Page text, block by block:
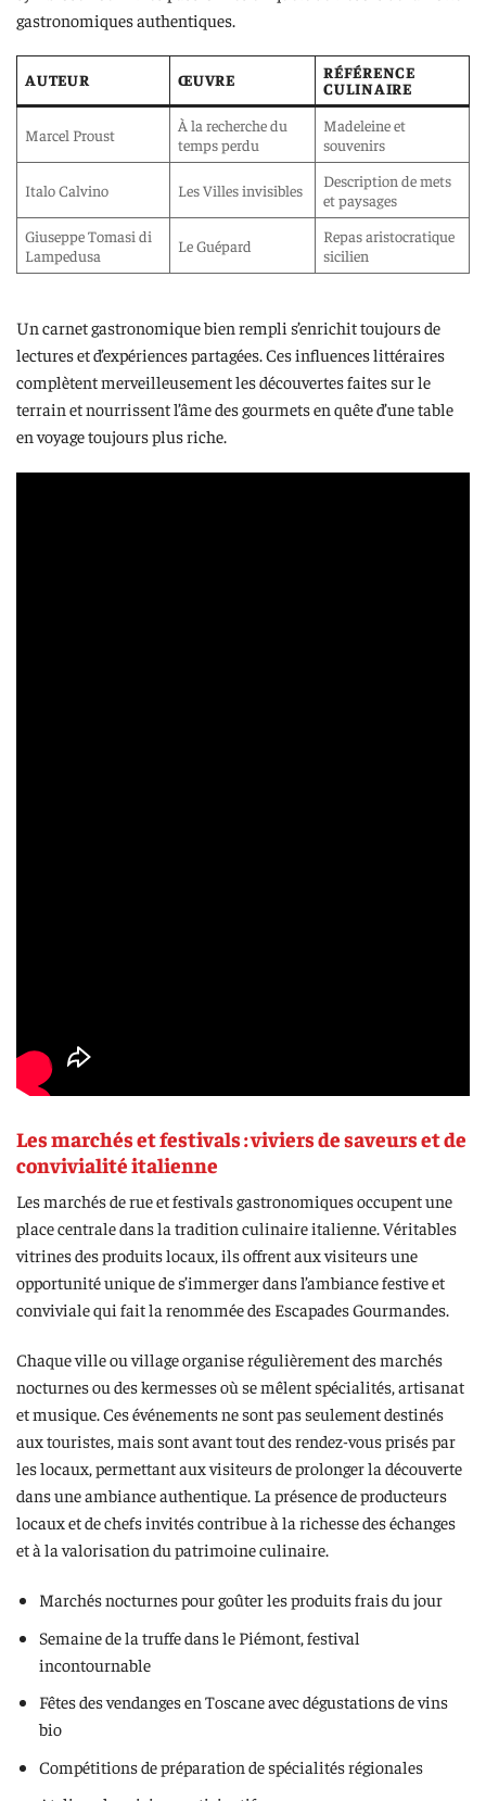
gastronomiques authentiques.
AUTEUR ŒUVRE
RÉFÉRENCE
CULINAIRE
Marcel Proust
À la recherche du
temps perdu
Madeleine et
souvenirs
Italo Calvino Les Villes invisibles
Description de mets
et paysages
Giuseppe Tomasi di
Lampedusa
Le Guépard
Repas aristocratique
sicilien
Un carnet gastronomique bien rempli s’enrichit toujours de
lectures et d’expériences partagées. Ces influences littéraires
complètent merveilleusement les découvertes faites sur le
terrain et nourrissent l’âme des gourmets en quête d’une table
en voyage toujours plus riche.
Les marchés et festivals : viviers de saveurs et de
convivialité italienne
Les marchés de rue et festivals gastronomiques occupent une
place centrale dans la tradition culinaire italienne. Véritables
vitrines des produits locaux, ils offrent aux visiteurs une
opportunité unique de s’immerger dans l’ambiance festive et
conviviale qui fait la renommée des Escapades Gourmandes.
Chaque ville ou village organise régulièrement des marchés
nocturnes ou des kermesses où se mêlent spécialités, artisanat
et musique. Ces événements ne sont pas seulement destinés
aux touristes, mais sont avant tout des rendez-vous prisés par
les locaux, permettant aux visiteurs de prolonger la découverte
dans une ambiance authentique. La présence de producteurs
locaux et de chefs invités contribue à la richesse des échanges
et à la valorisation du patrimoine culinaire.
Marchés nocturnes pour goûter les produits frais du jour
Semaine de la truffe dans le Piémont, festival
incontournable
Fêtes des vendanges en Toscane avec dégustations de vins
bio
Compétitions de préparation de spécialités régionales